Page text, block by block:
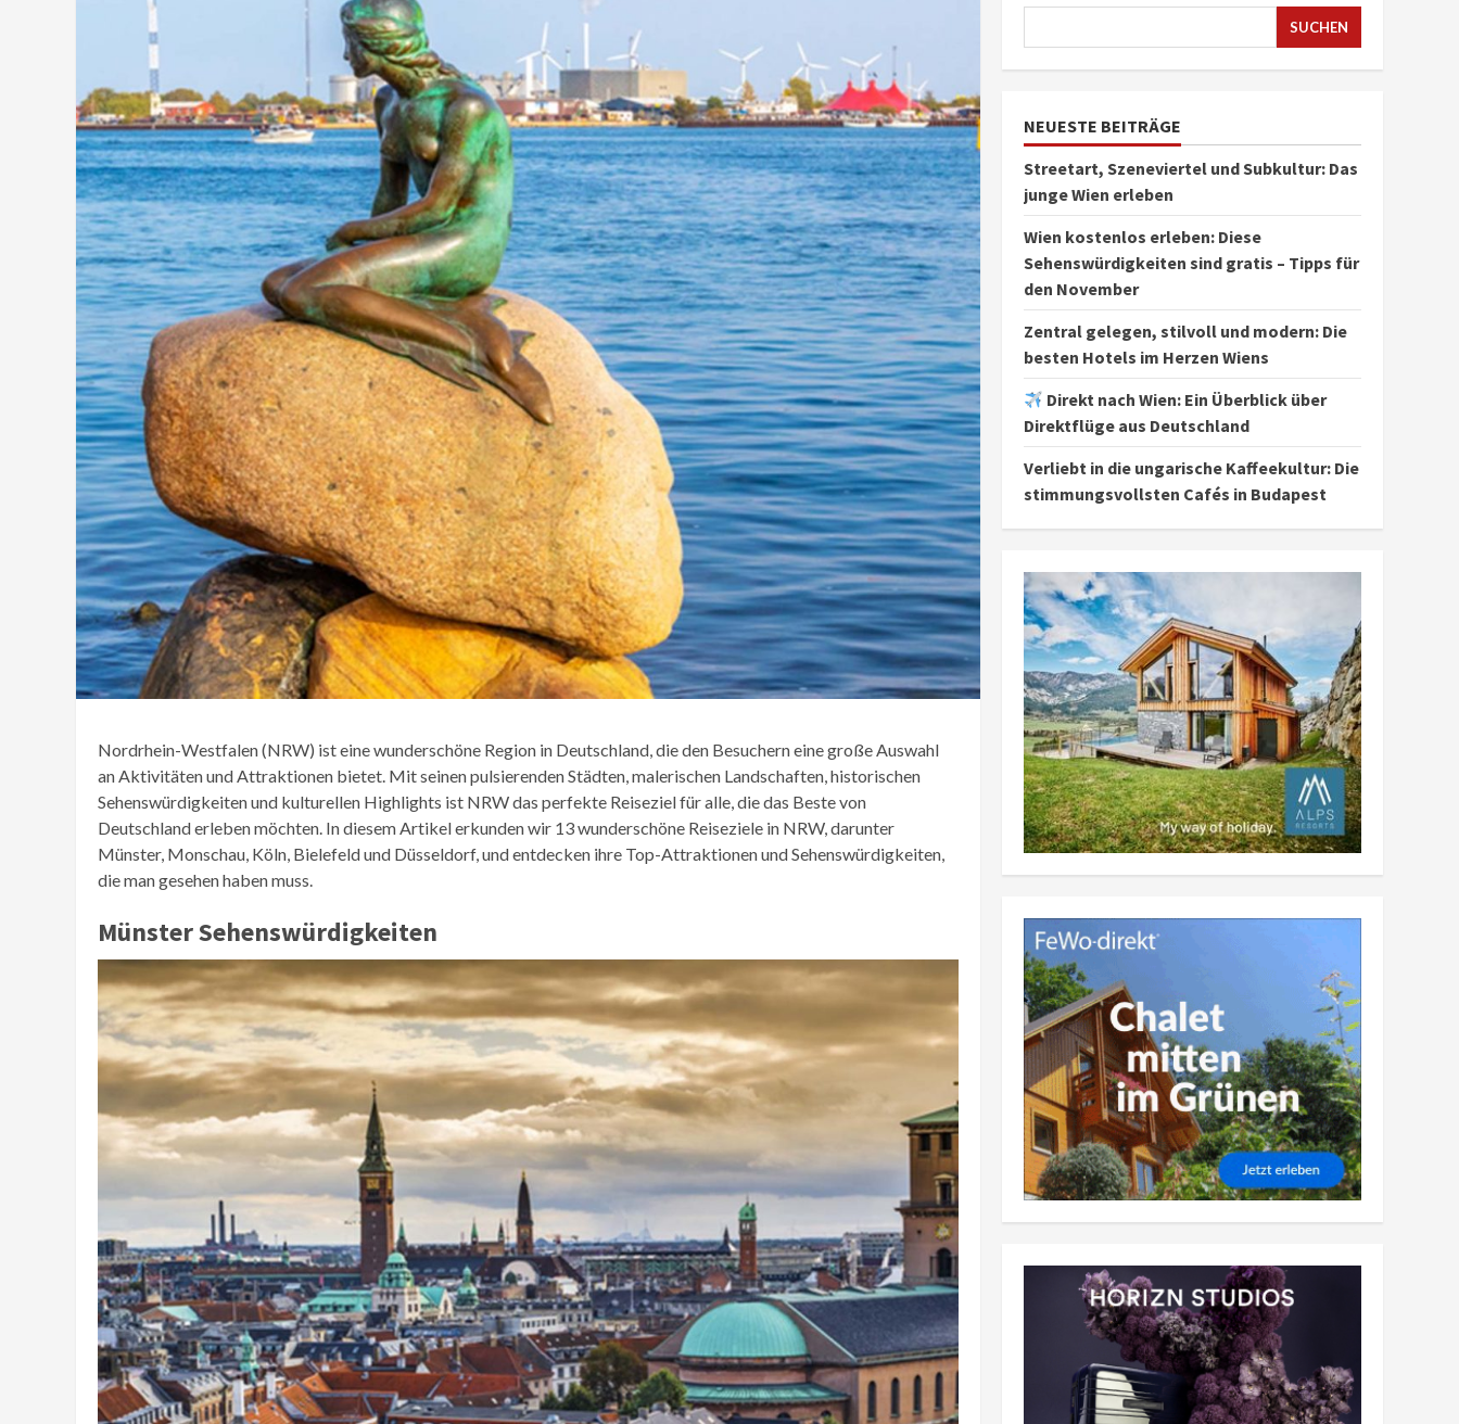
Nordrhein-Westfalen (NRW) ist eine wunderschöne Region in Deutschland, die den Besuchern eine große Auswahl
an Aktivitäten und Attraktionen bietet. Mit seinen pulsierenden Städten, malerischen Landschaften, historischen
Sehenswürdigkeiten und kulturellen Highlights ist NRW das perfekte Reiseziel für alle, die das Beste von
Deutschland erleben möchten. In diesem Artikel erkunden wir 13 wunderschöne Reiseziele in NRW, darunter
Münster, Monschau, Köln, Bielefeld und Düsseldorf, und entdecken ihre Top-Attraktionen und Sehenswürdigkeiten,
die man gesehen haben muss.
Münster Sehenswürdigkeiten
SUCHEN
NEUESTE BEITRÄGE
Streetart, Szeneviertel und Subkultur: Das
junge Wien erleben
Wien kostenlos erleben: Diese
Sehenswürdigkeiten sind gratis – Tipps für
den November
Zentral gelegen, stilvoll und modern: Die
besten Hotels im Herzen Wiens
Direkt nach Wien: Ein Überblick über
Direktflüge aus Deutschland
Verliebt in die ungarische Kaffeekultur: Die
stimmungsvollsten Cafés in Budapest